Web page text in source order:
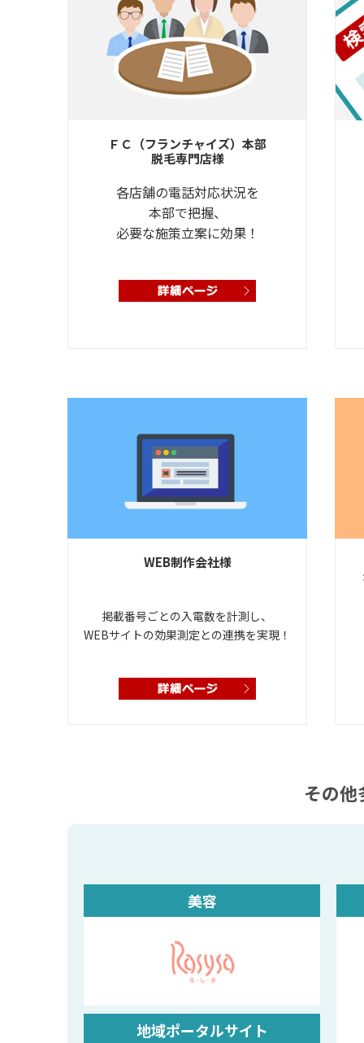
ＦＣ（フランチャイズ）本部
脱毛専門店様
各店舗の電話対応状況を
本部で把握、
必要な施策立案に効果！
WEB制作会社様
掲載番号ごとの入電数を計測し、
WEBサイトの効果測定との連携を実現！
その
美容
地域ポータルサイト